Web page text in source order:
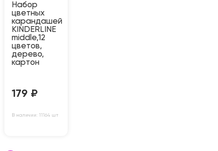
Набор
цветных
карандашей
KINDERLINE
middle,12
цветов,
дерево,
картон
179 ₽
В наличии: 11164 шт